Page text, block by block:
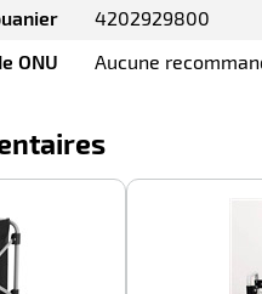
4202929800
ONU
Aucune